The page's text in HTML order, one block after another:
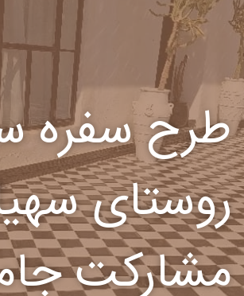
طرح سفره
روستای
مشارکت